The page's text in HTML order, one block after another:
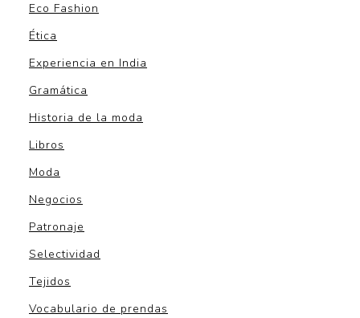
Eco Fashion
Ética
Experiencia en India
Gramática
Historia de la moda
Libros
Moda
Negocios
Patronaje
Selectividad
Tejidos
Vocabulario de prendas